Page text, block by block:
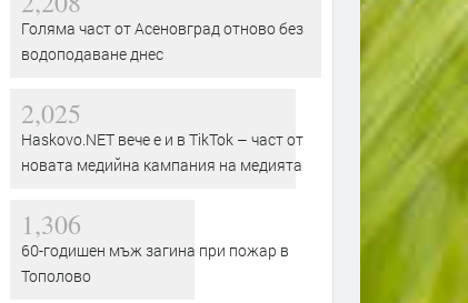
Голяма част от Асеновград отново без
водоподаване днес
2,025
Haskovo.NET вече е и в TikTok – част от
новата медийна кампания на медията
1,306
60-годишен мъж загина при пожар в
Тополово